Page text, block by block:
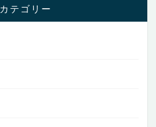
カテゴリー